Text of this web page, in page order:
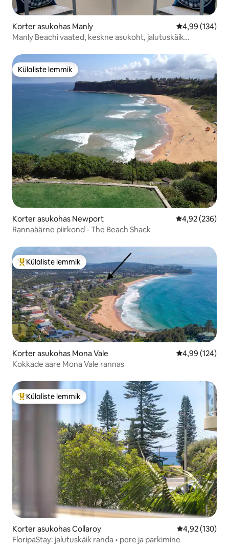
Korter asukohas Manly Keskmine
4,99 (134)
Manly Beachi vaated, keskne asukoht, jalutuskäik
Külaliste lemmik
Külaliste lemmik
Korter asukohas Newport Keskmine
4,92 (236)
Rannaäärne piirkond - The Beach Shack
Külaliste suur lemmik
Külaliste lemmik
Korter asukohas Mona Vale Keskmine
4,99 (124)
Kokkade aare Mona Vale rannas
Külaliste suur lemmik
Külaliste lemmik
Korter asukohas Collaroy Keskmine
4,92 (130)
FloripaStay: jalutuskäik randa • pere ja parkimine